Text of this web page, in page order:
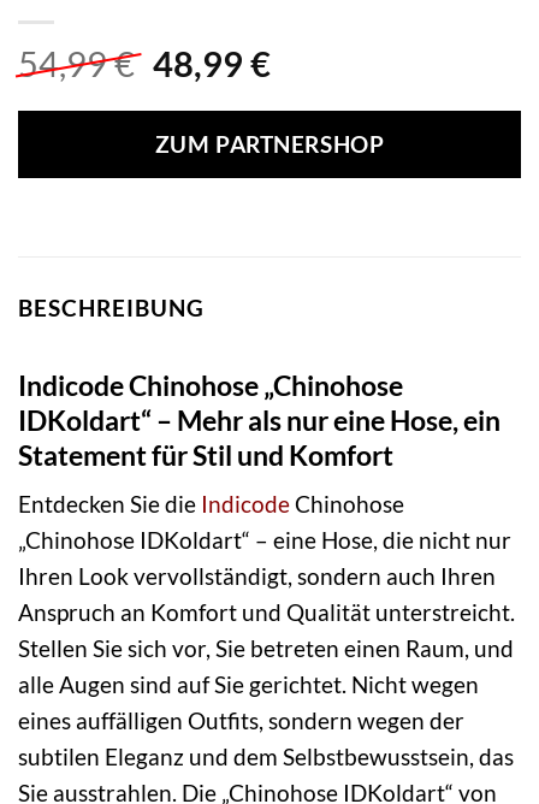
54,99€ Ursprünglicher
war:
54,99 €
48,99 €Aktueller
ist:
48,99 €.
ZUM PARTNERSHOP
BESCHREIBUNG
Indicode Chinohose „Chinohose
IDKoldart“ – Mehr als nur eine Hose, ein
Statement für Stil und Komfort
Entdecken Sie die IndicodeChinohose
„Chinohose IDKoldart“ – eine Hose, die nicht nur
Ihren Look vervollständigt, sondern auch Ihren
Anspruch an Komfort und Qualität unterstreicht.
Stellen Sie sich vor, Sie betreten einen Raum, und
alle Augen sind auf Sie gerichtet. Nicht wegen
eines auffälligen Outfits, sondern wegen der
subtilen Eleganz und dem Selbstbewusstsein, das
Sie ausstrahlen. Die „Chinohose IDKoldart“ von